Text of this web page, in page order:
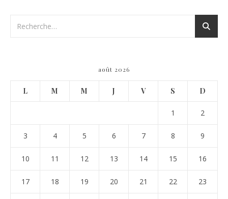
août 2026
L M M J V S D
1 2
3 4 5 6 7 8 9
10 11 12 13 14 15 16
17 18 19 20 21 22 23